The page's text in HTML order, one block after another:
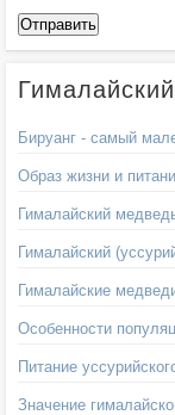
Бируанг - самый
Образ жизни и
Гималайский
Гималайский
Гималайские
Особенности
Питание
Значение